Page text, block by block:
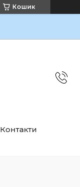
Кошик
Контакти